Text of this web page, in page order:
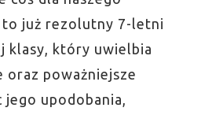
to już rezolutny 7-letni
klasy, który uwielbia
oraz poważniejsze
jego upodobania,